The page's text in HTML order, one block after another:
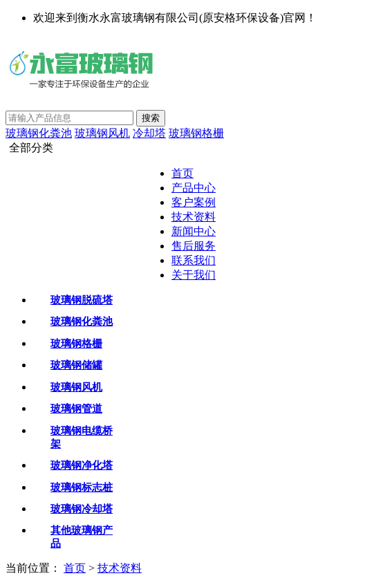
欢迎来到衡水永富玻璃钢有限公司(原安格环保设备)官网！
玻璃钢化粪池 玻璃钢风机 冷却塔 玻璃钢格栅
全部分类
首页
产品中心
客户案例
技术资料
新闻中心
售后服务
联系我们
关于我们
玻璃钢脱硫塔
玻璃钢化粪池
玻璃钢格栅
玻璃钢储罐
玻璃钢风机
玻璃钢管道
玻璃钢电缆桥
架
玻璃钢净化塔
玻璃钢标志桩
玻璃钢冷却塔
其他玻璃钢产
品
当前位置： 首页 > 技术资料